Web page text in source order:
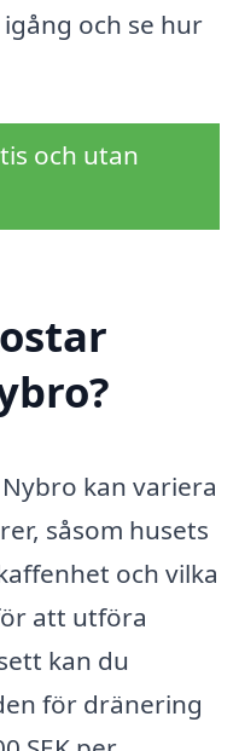
och se hur
och utan
kan variera
såsom husets
och vilka
att utföra
kan du
för dränering